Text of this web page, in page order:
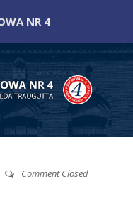
Comment Closed
NR 4